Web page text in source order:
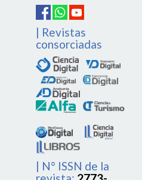
| Revistas
consorciadas
| N° ISSN de la